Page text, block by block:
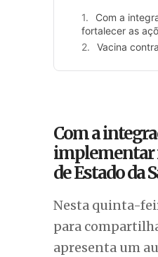
Com a
fortalecer as
Vacina
Com a
implementar
de Estado da
Nesta quinta-
para
apresenta um